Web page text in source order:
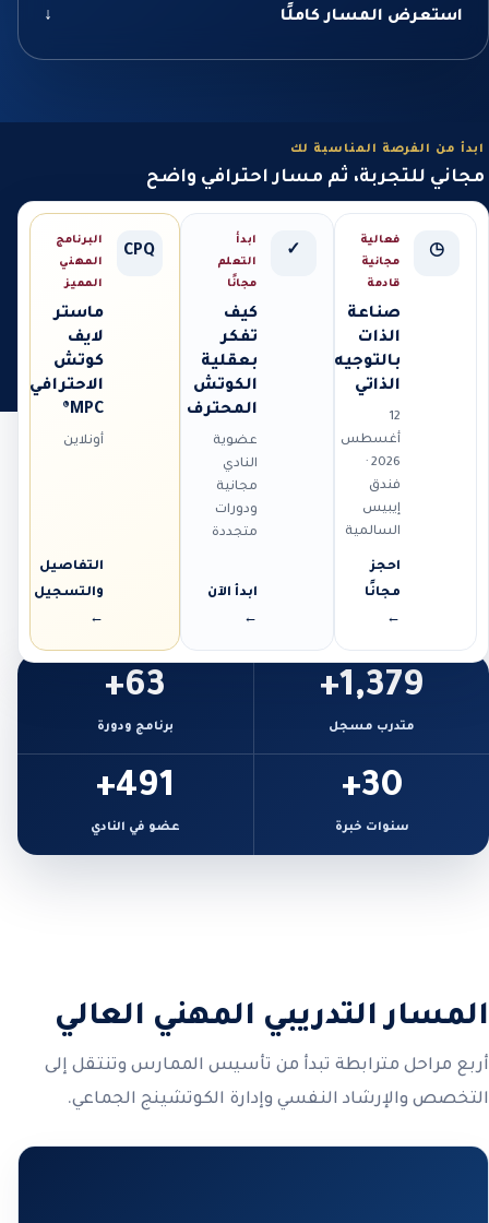
استعرض المسار كاملًا ↓
ابدأ من الفرصة المناسبة لك
مجاني للتجربة، ثم مسار احترافي واضح
◷
فعالية
مجانية
قادمة
صناعة
الذات
بالتوجيه
الذاتي
12
أغسطس
2026 ·
فندق
إيبيس
السالمية
احجز
مجانًا
←
✓
ابدأ
التعلم
مجانًا
كيف
تفكر
بعقلية
الكوتش
المحترف
عضوية
النادي
مجانية
ودورات
متجددة
ابدأ الآن
←
CPQ
البرنامج
المهني
المميز
ماستر
لايف
كوتش
الاحترافي
MPC®
أونلاين
التفاصيل
والتسجيل
←
1,379+
متدرب مسجل
63+
برنامج ودورة
30+
سنوات خبرة
491+
عضو في النادي
المسار التدريبي المهني العالي
أربع مراحل مترابطة تبدأ من تأسيس الممارس وتنتقل إلى
التخصص والإرشاد النفسي وإدارة الكوتشينج الجماعي.